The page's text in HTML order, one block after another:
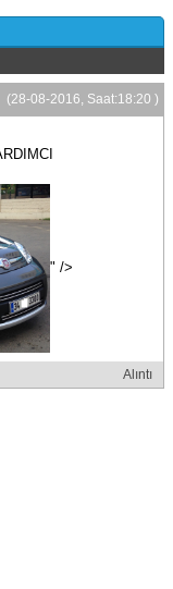
(28-08-2016, Saat:18:20 )
" />
Alıntı